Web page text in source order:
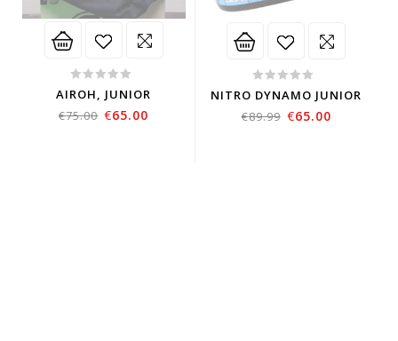
0
of
AIROH, JUNIOR
€75.00 €65.00
0
of
NITRO DYNAMO JUNIOR
€89.99 €65.00